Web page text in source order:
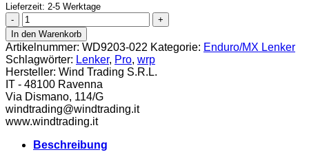
Lieferzeit: 2-5 Werktage
WRP
Lenker
Taper
X
Pro
Replica
titan
Menge
In den Warenkorb
Artikelnummer: WD9203-022 Kategorie: Enduro/MX Lenker
Schlagwörter: Lenker, Pro, wrp
Hersteller: Wind Trading S.R.L.
IT - 48100 Ravenna
Via Dismano, 114/G
windtrading@windtrading.it
www.windtrading.it
Beschreibung